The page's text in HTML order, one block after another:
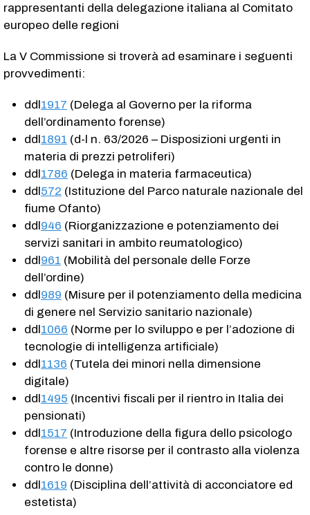
rappresentanti della delegazione italiana al Comitato
europeo delle regioni
La V Commissione si troverà ad esaminare i seguenti
provvedimenti:
ddl1917 (Delega al Governo per la riforma
dell’ordinamento forense)
ddl1891 (d-l n. 63/2026 – Disposizioni urgenti in
materia di prezzi petroliferi)
ddl1786 (Delega in materia farmaceutica)
ddl572 (Istituzione del Parco naturale nazionale del
fiume Ofanto)
ddl946 (Riorganizzazione e potenziamento dei
servizi sanitari in ambito reumatologico)
ddl961 (Mobilità del personale delle Forze
dell’ordine)
ddl989 (Misure per il potenziamento della medicina
di genere nel Servizio sanitario nazionale)
ddl1066 (Norme per lo sviluppo e per l’adozione di
tecnologie di intelligenza artificiale)
ddl1136 (Tutela dei minori nella dimensione
digitale)
ddl1495 (Incentivi fiscali per il rientro in Italia dei
pensionati)
ddl1517 (Introduzione della figura dello psicologo
forense e altre risorse per il contrasto alla violenza
contro le donne)
ddl1619 (Disciplina dell’attività di acconciatore ed
estetista)